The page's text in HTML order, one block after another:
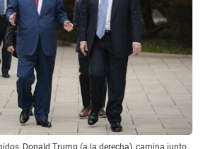
Donald Trump (a la derecha), camina junto